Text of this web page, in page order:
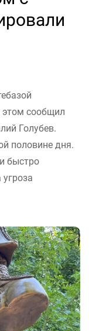
этом сообщил
Голубев.
половине дня.
быстро